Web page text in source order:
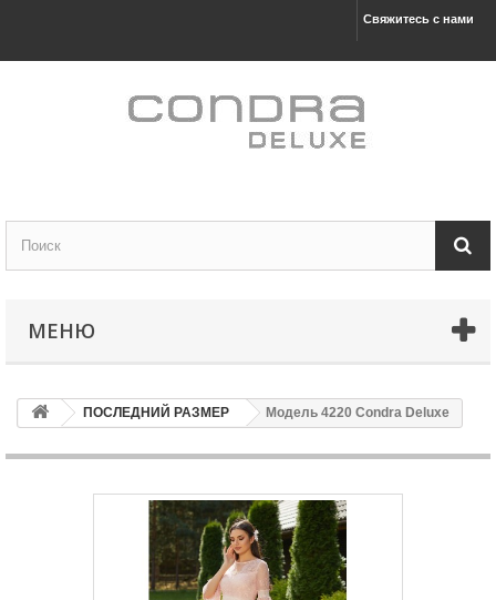
Свяжитесь с нами
МЕНЮ
ПОСЛЕДНИЙ РАЗМЕР Модель 4220 Condra Deluxe